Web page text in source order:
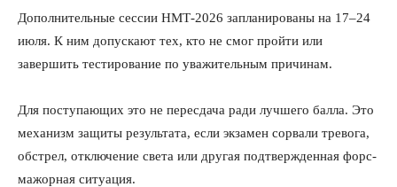
Дополнительные сессии НМТ-2026 запланированы на 17–24
июля. К ним допускают тех, кто не смог пройти или
завершить тестирование по уважительным причинам.
Для поступающих это не пересдача ради лучшего балла. Это
механизм защиты результата, если экзамен сорвали тревога,
обстрел, отключение света или другая подтвержденная форс-
мажорная ситуация.